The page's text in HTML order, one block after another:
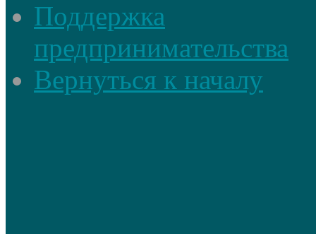
Поддержка
предпринимательства
Вернуться к началу